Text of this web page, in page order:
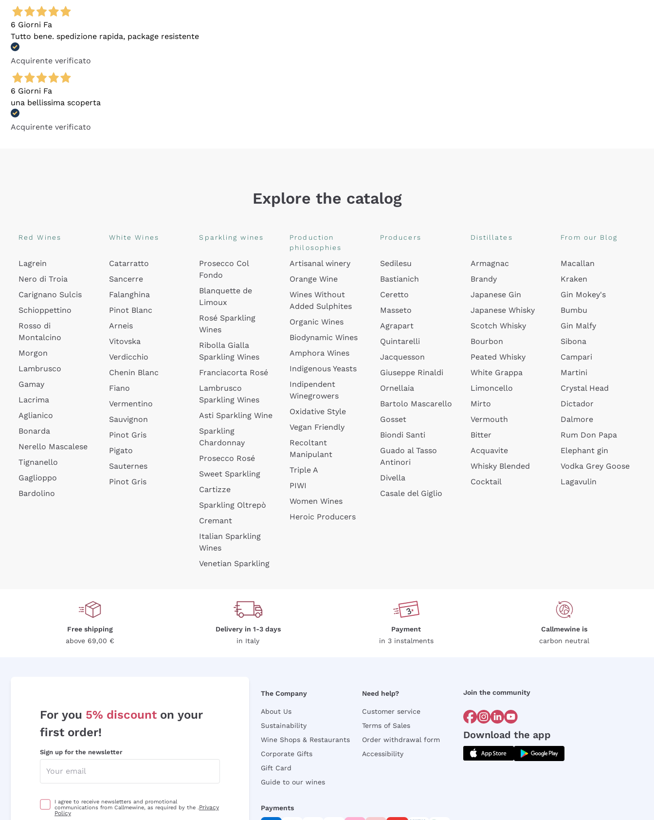
6 Giorni Fa
Tutto bene. spedizione rapida, package resistente
Acquirente verificato
6 Giorni Fa
una bellissima scoperta
Acquirente verificato
Explore the catalog
Red Wines
Lagrein
Nero di Troia
Carignano Sulcis
Schioppettino
Rosso di
Montalcino
Morgon
Lambrusco
Gamay
Lacrima
Aglianico
Bonarda
Nerello Mascalese
Tignanello
Gaglioppo
Bardolino
White Wines
Catarratto
Sancerre
Falanghina
Pinot Blanc
Arneis
Vitovska
Verdicchio
Chenin Blanc
Fiano
Vermentino
Sauvignon
Pinot Gris
Pigato
Sauternes
Pinot Gris
Sparkling wines
Prosecco Col
Fondo
Blanquette de
Limoux
Rosé Sparkling
Wines
Ribolla Gialla
Sparkling Wines
Franciacorta Rosé
Lambrusco
Sparkling Wines
Asti Sparkling Wine
Sparkling
Chardonnay
Prosecco Rosé
Sweet Sparkling
Cartizze
Sparkling Oltrepò
Cremant
Italian Sparkling
Wines
Venetian Sparkling
Production
philosophies
Artisanal winery
Orange Wine
Wines Without
Added Sulphites
Organic Wines
Biodynamic Wines
Amphora Wines
Indigenous Yeasts
Indipendent
Winegrowers
Oxidative Style
Vegan Friendly
Recoltant
Manipulant
Triple A
PIWI
Women Wines
Heroic Producers
Producers
Sedilesu
Bastianich
Ceretto
Masseto
Agrapart
Quintarelli
Jacquesson
Giuseppe Rinaldi
Ornellaia
Bartolo Mascarello
Gosset
Biondi Santi
Guado al Tasso
Antinori
Divella
Casale del Giglio
Distillates
Armagnac
Brandy
Japanese Gin
Japanese Whisky
Scotch Whisky
Bourbon
Peated Whisky
White Grappa
Limoncello
Mirto
Vermouth
Bitter
Acquavite
Whisky Blended
Cocktail
From our Blog
Macallan
Kraken
Gin Mokey's
Bumbu
Gin Malfy
Sibona
Campari
Martini
Crystal Head
Dictador
Dalmore
Rum Don Papa
Elephant gin
Vodka Grey Goose
Lagavulin
Free shipping
above 69,00 €
Delivery in 1-3 days
in Italy
Payment
in 3 instalments
Callmewine is
carbon neutral
For you 5% discount on your
first order!
Sign up for the newsletter
I agree to receive newsletters and promotional
communications from Callmewine, as required by the .Privacy
Policy
The Company
About Us
Sustainability
Wine Shops & Restaurants
Corporate Gifts
Gift Card
Guide to our wines
Need help?
Customer service
Terms of Sales
Order withdrawal form
Accessibility
Join the community
Download the app
Payments